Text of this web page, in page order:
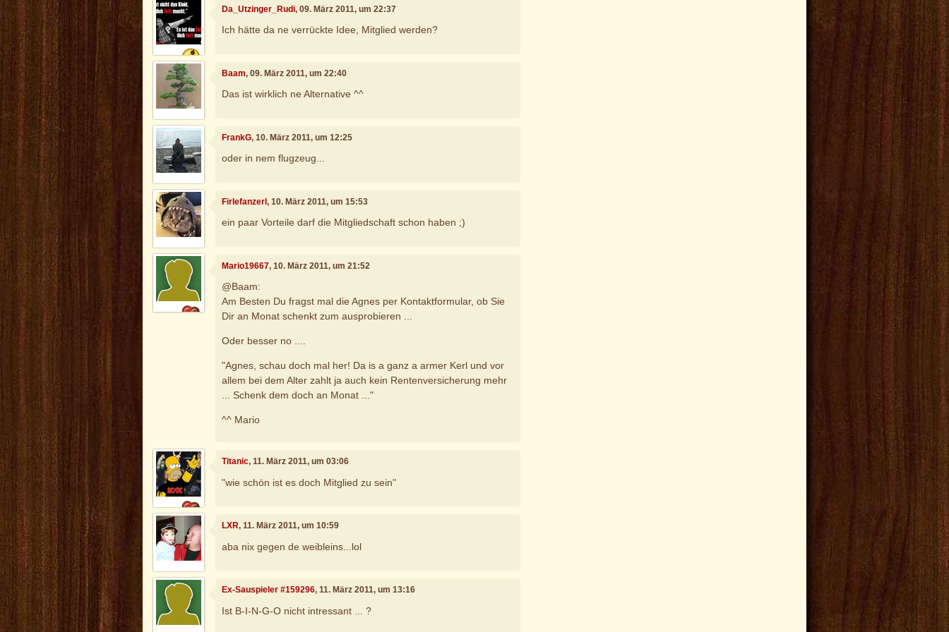
Da_Utzinger_Rudi, 09. März 2011, um 22:37
Ich hätte da ne verrückte Idee, Mitglied werden?
Baam, 09. März 2011, um 22:40
Das ist wirklich ne Alternative ^^
FrankG, 10. März 2011, um 12:25
oder in nem flugzeug...
Firlefanzerl, 10. März 2011, um 15:53
ein paar Vorteile darf die Mitgliedschaft schon haben ;)
Mario19667, 10. März 2011, um 21:52
@Baam:
Am Besten Du fragst mal die Agnes per Kontaktformular, ob Sie
Dir an Monat schenkt zum ausprobieren ...
Oder besser no ....
"Agnes, schau doch mal her! Da is a ganz a armer Kerl und vor
allem bei dem Alter zahlt ja auch kein Rentenversicherung mehr
... Schenk dem doch an Monat ..."
^^ Mario
Titanic, 11. März 2011, um 03:06
"wie schön ist es doch Mitglied zu sein"
LXR, 11. März 2011, um 10:59
aba nix gegen de weibleins...lol
Ex-Sauspieler #159296, 11. März 2011, um 13:16
Ist B-I-N-G-O nicht intressant ... ?